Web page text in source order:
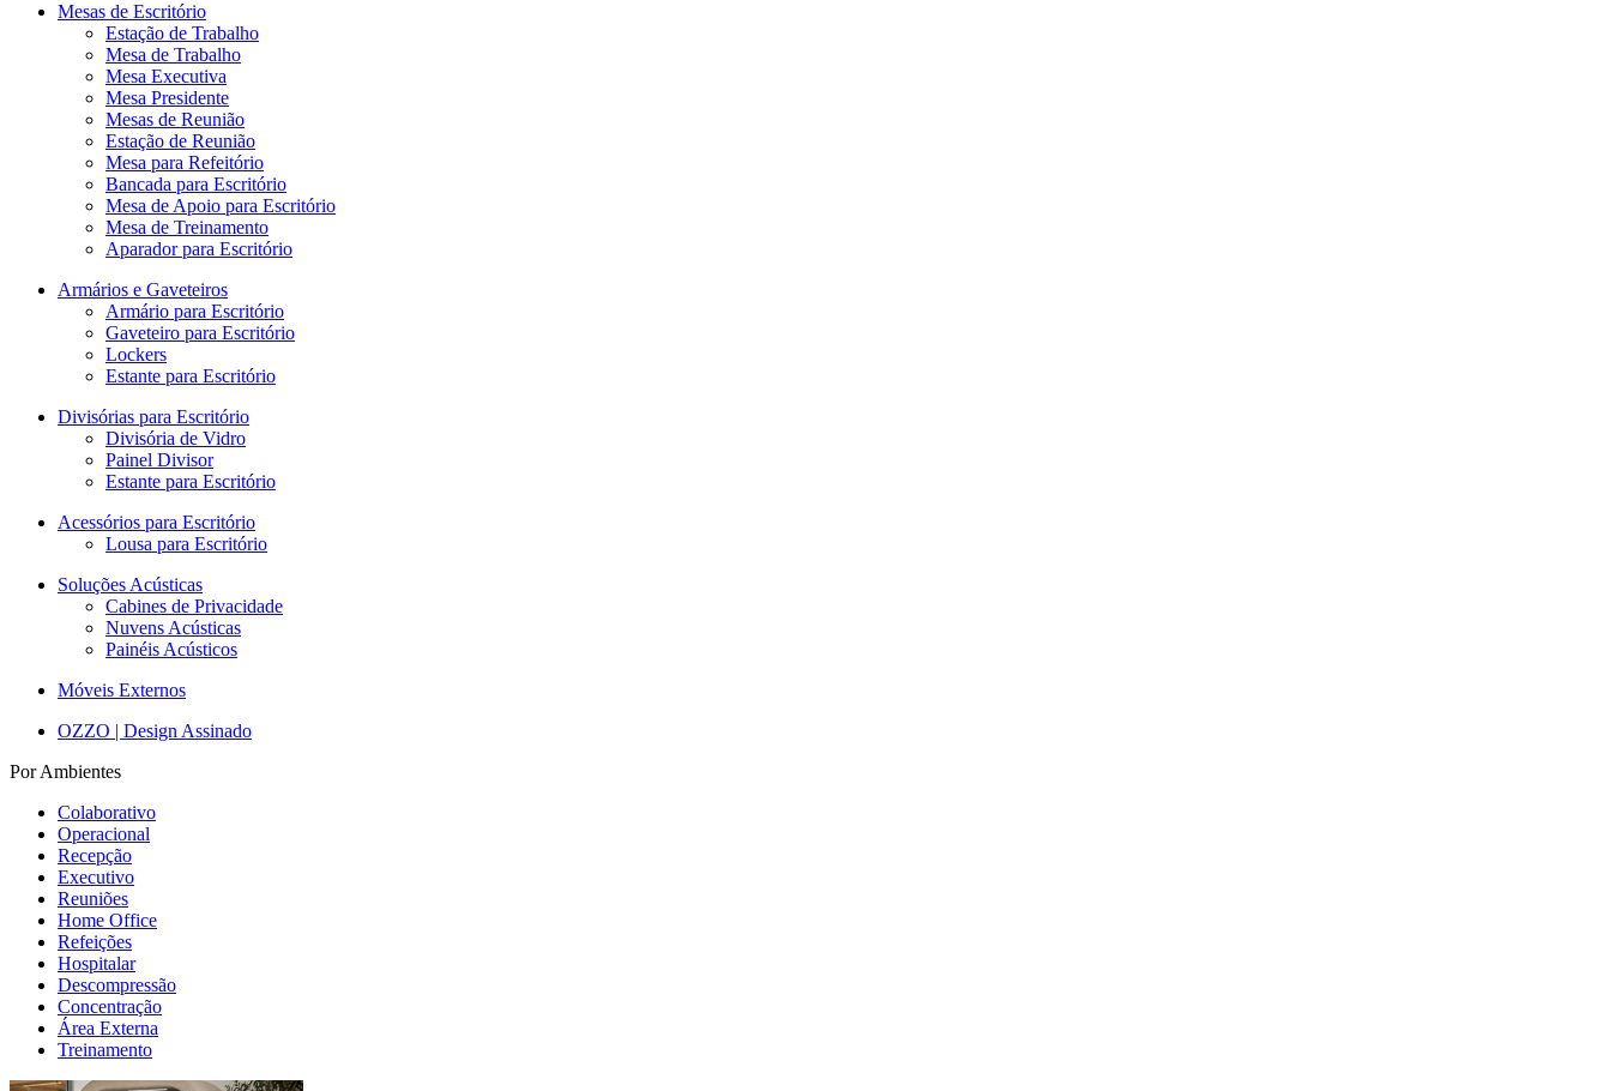
Mesas de Escritório
Estação de Trabalho
Mesa de Trabalho
Mesa Executiva
Mesa Presidente
Mesas de Reunião
Estação de Reunião
Mesa para Refeitório
Bancada para Escritório
Mesa de Apoio para Escritório
Mesa de Treinamento
Aparador para Escritório
Armários e Gaveteiros
Armário para Escritório
Gaveteiro para Escritório
Lockers
Estante para Escritório
Divisórias para Escritório
Divisória de Vidro
Painel Divisor
Estante para Escritório
Acessórios para Escritório
Lousa para Escritório
Soluções Acústicas
Cabines de Privacidade
Nuvens Acústicas
Painéis Acústicos
Móveis Externos
OZZO | Design Assinado
Por Ambientes
Colaborativo
Operacional
Recepção
Executivo
Reuniões
Home Office
Refeições
Hospitalar
Descompressão
Concentração
Área Externa
Treinamento